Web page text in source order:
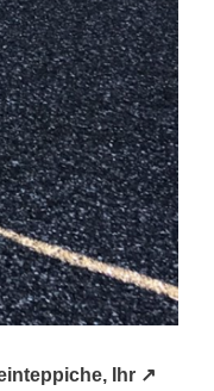
Ihr ↗️